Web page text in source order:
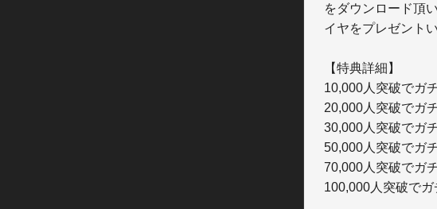
をダウンロード頂
イヤをプレゼント
【特典詳細】
10,000人突破でガ
20,000人突破でガ
30,000人突破でガ
50,000人突破でガ
70,000人突破でガ
100,000人突破で